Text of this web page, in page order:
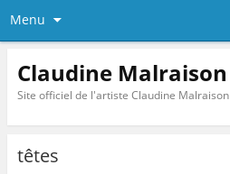
Menu
Claudine Malraison
Site officiel de l'artiste Claudine Malraison
têtes